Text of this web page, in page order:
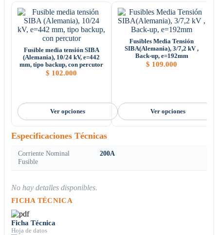
Fusible media tensión SIBA
(Alemania), 10/24 kV, e=442
mm, tipo backup, con percutor
$ 102.000
Ver opciones
Fusibles Media Tensión
SIBA(Alemania), 3/7,2 kV ,
Back-up, e=192mm
$ 109.000
Ver opciones
Especificaciones Técnicas
Corriente Nominal
Fusible
200A
No hay detalles disponibles.
FICHA TÉCNICA
Ficha Técnica
Hoja de datos